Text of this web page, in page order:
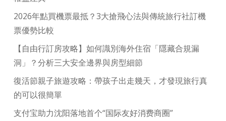
2026年點買機票最抵？3大搶飛心法與傳統旅行社訂機
票優勢比較
【自由行訂房攻略】如何識別海外住宿「隱藏合規漏
洞」？分析三大安全邊界與房型細節
復活節親子旅遊攻略：帶孩子出走幾天，才發現旅行真
的可以很簡單
支付宝助力沈阳落地首个“国际友好消费商圈”